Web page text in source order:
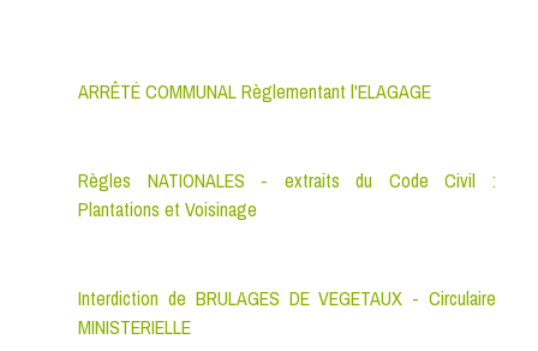
ARRÊTÉ COMMUNAL Règlementant l'ELAGAGE
Règles NATIONALES - extraits du Code Civil :
Plantations et Voisinage
Interdiction de BRULAGES DE VEGETAUX - Circulaire
MINISTERIELLE